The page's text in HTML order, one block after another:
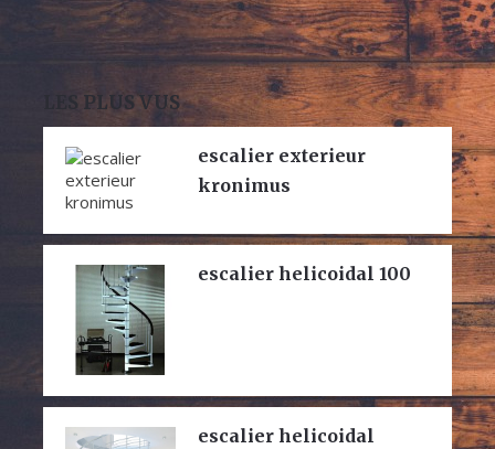
LES PLUS VUS
escalier exterieur
kronimus
escalier helicoidal 100
escalier helicoidal